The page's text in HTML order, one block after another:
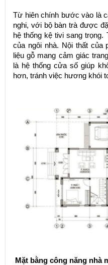
Từ hiên chính bước vào là
nghi, với bộ bàn trà được
hệ thống kệ tivi sang trọng.
của ngôi nhà. Nội thất của
liệu gỗ mang cảm giác
là hệ thống cửa số giúp
hơn, tránh việc hương khói
Mặt bằng công năng nhà